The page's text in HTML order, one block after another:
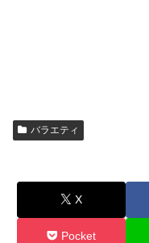
バラエティ
X
Pocket